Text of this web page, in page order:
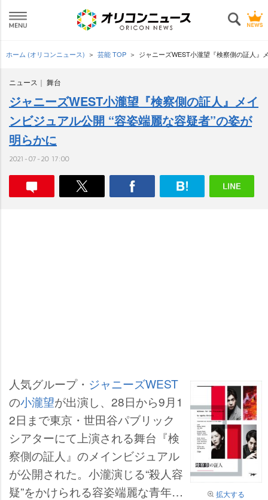
ホーム (オリコンニュース) 芸能 TOP ジャニーズWEST小瀧望『検察側の証人』
ニュース 舞台
ジャニーズWEST小瀧望『検察側の証人』メイ
ンビジュアル公開 “容姿端麗な容疑者”の姿が
明らかに
2021-07-20 17:00
拡大する
人気グループ・ ジャニーズWEST
の小瀧望が出演し、28日から9月1
2日まで東京・世田谷パブリック
シアターにて上演される舞台『検
察側の証人』のメインビジュアル
が公開された。小瀧演じる“殺人容
疑”をかけられる容姿端麗な青年・